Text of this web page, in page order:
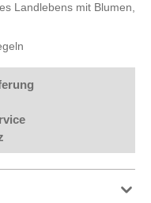
Landlebens mit Blumen,